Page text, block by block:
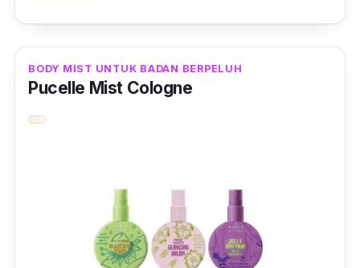
Mempunyai bauan floral, manis dan citrus
segar akan membuatkan anda kekal wangi
Body mist ini juga sangat sesuai dijadikan
hadiah kepada kawan, adik atau saudara
anda. Pasti mereka akan sukakannya.
BODY MIST UNTUK BADAN BERPELUH
Pucelle Mist Cologne